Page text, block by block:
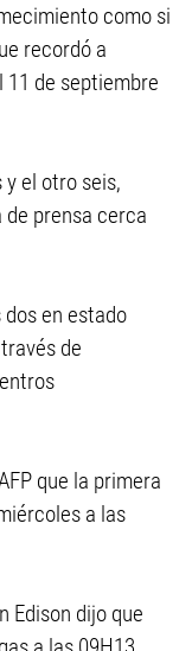
como si
recordó a
11 de septiembre
el otro seis,
prensa cerca
en estado
de
que la primera
a las
Edison dijo que